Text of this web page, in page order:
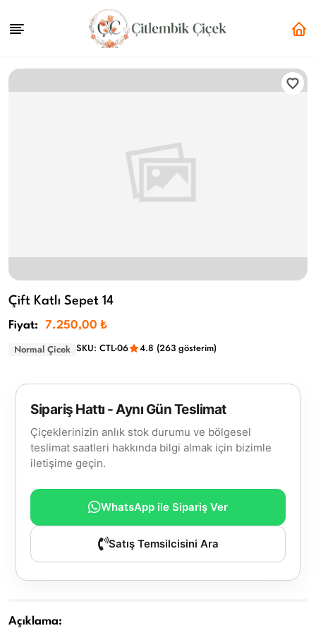
Çift Katlı Sepet 14
Fiyat: 7.250,00 ₺
Normal Çicek SKU: CTL-06 4.8 (263 gösterim)
Sipariş Hattı - Aynı Gün Teslimat
Çiçeklerinizin anlık stok durumu ve bölgesel
teslimat saatleri hakkında bilgi almak için bizimle
iletişime geçin.
WhatsApp ile Sipariş Ver
Satış Temsilcisini Ara
Açıklama: